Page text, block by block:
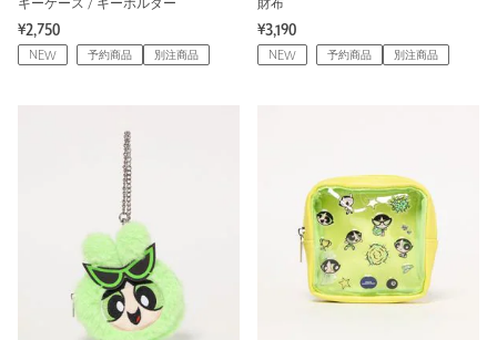
キーケース / キーホルダー
¥2,750
NEW 予約商品 別注商品
財布
¥3,190
NEW 予約商品 別注商品